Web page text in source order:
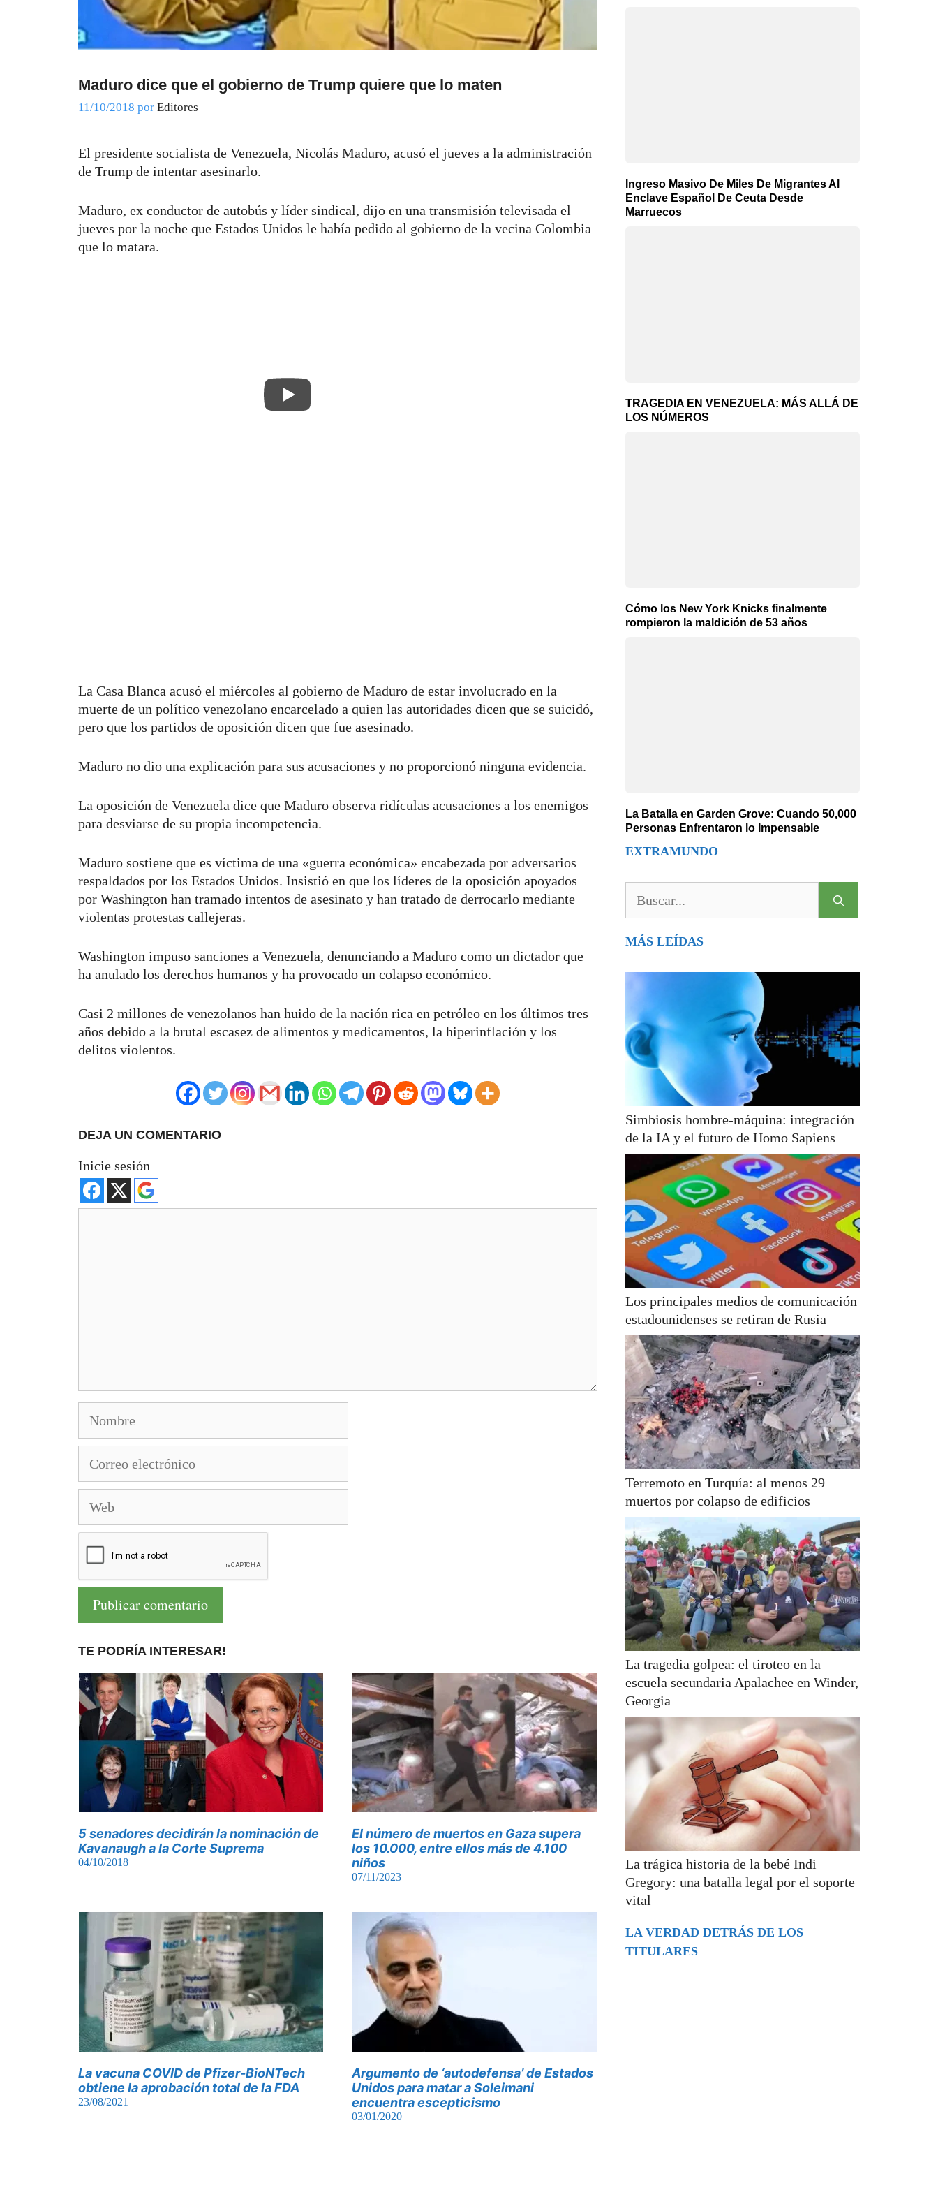
Maduro dice que el gobierno de Trump quiere que lo maten
11/10/2018 por Editores
El presidente socialista de Venezuela, Nicolás Maduro, acusó el jueves a la administración
de Trump de intentar asesinarlo.
Maduro, ex conductor de autobús y líder sindical, dijo en una transmisión televisada el
jueves por la noche que Estados Unidos le había pedido al gobierno de la vecina Colombia
que lo matara.
La Casa Blanca acusó el miércoles al gobierno de Maduro de estar involucrado en la
muerte de un político venezolano encarcelado a quien las autoridades dicen que se suicidó,
pero que los partidos de oposición dicen que fue asesinado.
Maduro no dio una explicación para sus acusaciones y no proporcionó ninguna evidencia.
La oposición de Venezuela dice que Maduro observa ridículas acusaciones a los enemigos
para desviarse de su propia incompetencia.
Maduro sostiene que es víctima de una «guerra económica» encabezada por adversarios
respaldados por los Estados Unidos. Insistió en que los líderes de la oposición apoyados
por Washington han tramado intentos de asesinato y han tratado de derrocarlo mediante
violentas protestas callejeras.
Washington impuso sanciones a Venezuela, denunciando a Maduro como un dictador que
ha anulado los derechos humanos y ha provocado un colapso económico.
Casi 2 millones de venezolanos han huido de la nación rica en petróleo en los últimos tres
años debido a la brutal escasez de alimentos y medicamentos, la hiperinflación y los
delitos violentos.
DEJA UN COMENTARIO
Inicie sesión
electrónico
TE PODRÍA INTERESAR!
5 senadores decidirán la nominación de
Kavanaugh a la Corte Suprema
04/10/2018
El número de muertos en Gaza supera
los 10.000, entre ellos más de 4.100
niños
07/11/2023
La vacuna COVID de Pfizer-BioNTech
obtiene la aprobación total de la FDA
23/08/2021
Argumento de ‘autodefensa’ de Estados
Unidos para matar a Soleimani
encuentra escepticismo
03/01/2020
Ingreso Masivo De Miles De Migrantes Al
Enclave Español De Ceuta Desde
Marruecos
TRAGEDIA EN VENEZUELA: MÁS ALLÁ DE
LOS NÚMEROS
Cómo los New York Knicks finalmente
rompieron la maldición de 53 años
La Batalla en Garden Grove: Cuando 50,000
Personas Enfrentaron lo Impensable
EXTRAMUNDO
MÁS LEÍDAS
Simbiosis hombre-máquina: integración
de la IA y el futuro de Homo Sapiens
Los principales medios de comunicación
estadounidenses se retiran de Rusia
Terremoto en Turquía: al menos 29
muertos por colapso de edificios
La tragedia golpea: el tiroteo en la
escuela secundaria Apalachee en Winder,
Georgia
La trágica historia de la bebé Indi
Gregory: una batalla legal por el soporte
vital
LA VERDAD DETRÁS DE LOS
TITULARES